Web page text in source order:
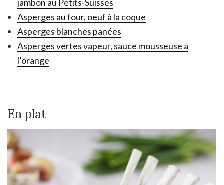
jambon au Petits-Suisses
Asperges au four, oeuf à la coque
Asperges blanches panées
Asperges vertes vapeur, sauce mousseuse à
l’orange
En plat